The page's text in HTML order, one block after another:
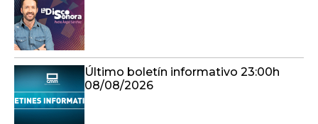
Último boletín informativo 23:00h
08/08/2026